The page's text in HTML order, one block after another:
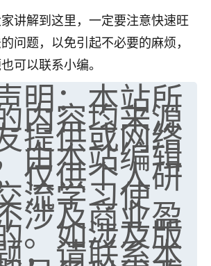
讲解到这里，一定要注意快速旺
问题，以免引起不必要的麻烦，
可以联系小编。
明：本站所
内容均来源
提供或网络
由本站编辑
仅供个人研
流学习使
涉及商业盈
。如涉及版
，请联系本
是半信半疑的，图个心安，给亡母
看来，人不信也不行。
？我对这些很感兴趣
15